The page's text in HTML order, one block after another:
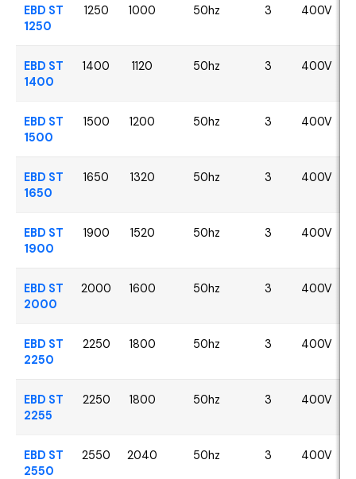
EBD ST
1250
1250 1000 50hz 3 400V
EBD ST
1400
1400 1120 50hz 3 400V
EBD ST
1500
1500 1200 50hz 3 400V
EBD ST
1650
1650 1320 50hz 3 400V
EBD ST
1900
1900 1520 50hz 3 400V
EBD ST
2000
2000 1600 50hz 3 400V
EBD ST
2250
2250 1800 50hz 3 400V
EBD ST
2255
2250 1800 50hz 3 400V
EBD ST
2550
2550 2040 50hz 3 400V